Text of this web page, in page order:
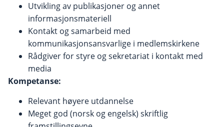
Utvikling av publikasjoner og annet
informasjonsmateriell
Kontakt og samarbeid med
kommunikasjonsansvarlige i medlemskirkene
Rådgiver for styre og sekretariat i kontakt med
media
Kompetanse:
Relevant høyere utdannelse
Meget god (norsk og engelsk) skriftlig